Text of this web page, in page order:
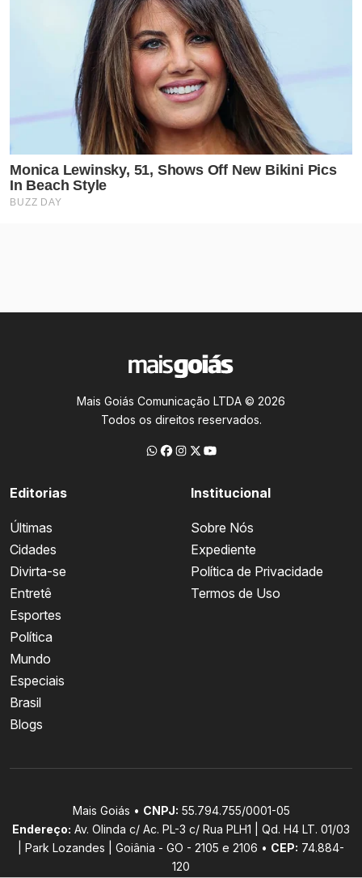
Mais Goiás Comunicação LTDA © 2026
Todos os direitos reservados.
Editorias
Últimas
Cidades
Divirta-se
Entretê
Esportes
Política
Mundo
Especiais
Brasil
Blogs
Institucional
Sobre Nós
Expediente
Política de Privacidade
Termos de Uso
Mais Goiás • CNPJ: 55.794.755/0001-05
Endereço: Av. Olinda c/ Ac. PL-3 c/ Rua PLH1 | Qd. H4 LT. 01/03
| Park Lozandes | Goiânia - GO - 2105 e 2106 • CEP: 74.884-
120